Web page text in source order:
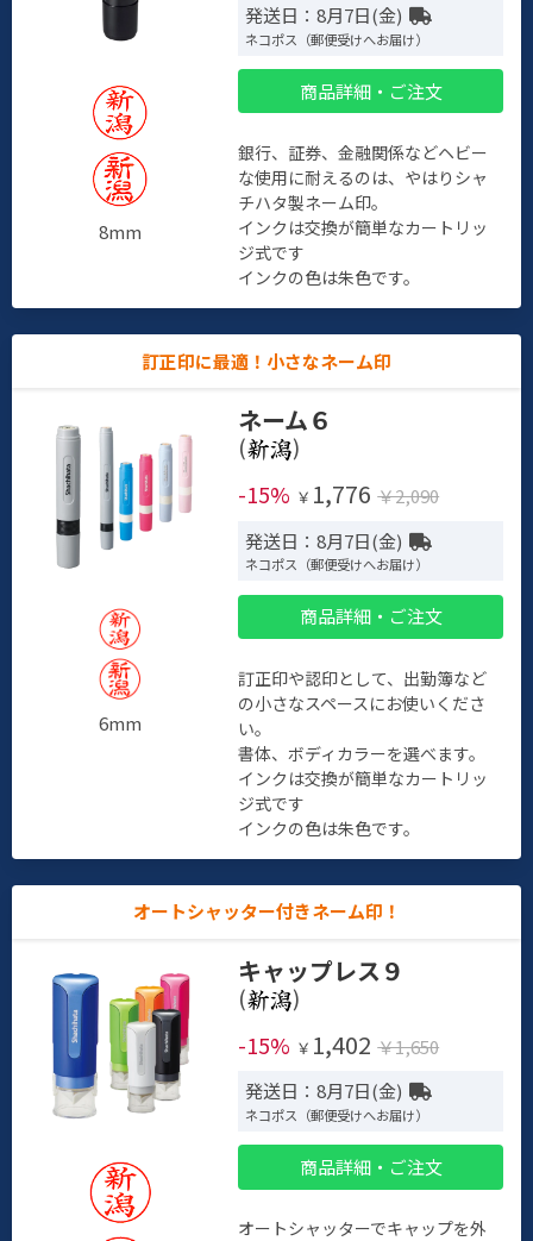
8mm
発送日：8月7日(金)
ネコポス（郵便受けへお届け）
商品詳細・ご注文
銀行、証券、金融関係などヘビー
な使用に耐えるのは、やはりシャ
チハタ製ネーム印。
インクは交換が簡単なカートリッ
ジ式です
インクの色は朱色です。
訂正印に最適！小さなネーム印
6mm
ネーム６
(
)
-15% ￥ 1,776 ￥2,090
発送日：8月7日(金)
ネコポス（郵便受けへお届け）
商品詳細・ご注文
訂正印や認印として、出勤簿など
の小さなスペースにお使いくださ
い。
書体、ボディカラーを選べます。
インクは交換が簡単なカートリッ
ジ式です
インクの色は朱色です。
オートシャッター付きネーム印！
キャップレス９
(
)
-15% ￥ 1,402 ￥1,650
発送日：8月7日(金)
ネコポス（郵便受けへお届け）
商品詳細・ご注文
オートシャッターでキャップを外